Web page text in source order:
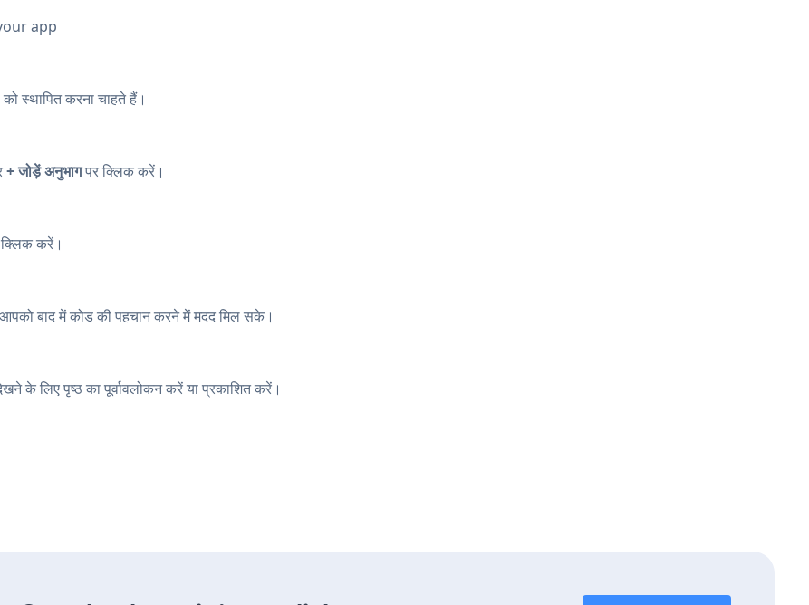
app
स्थापित करना चाहते हैं।
+ जोड़ें अनुभागपर क्लिक करें।
करें।
बाद में कोड की पहचान करने में मदद मिल सके।
के लिए पृष्ठ का पूर्वावलोकन करें या प्रकाशित करें।